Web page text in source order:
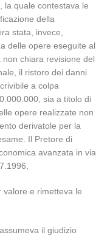
la quale contestava le
della
stata, invece,
delle opere eseguite al
chiara revisione del
il ristoro dei danni
a colpa
sia a titolo di
opere realizzate non
derivatole per la
Il Pretore di
avanzata in via
valore e rimetteva le
il giudizio